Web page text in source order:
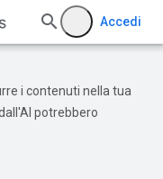
Accedi
i contenuti nella tua
potrebbero